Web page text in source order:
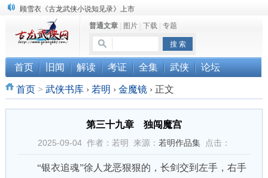
顾雪衣《古龙武侠小说知见录》上市
“武侠书库”查缺补漏活动圆满结束
《古龙小说原貌探究》修订版已上市
普通文章| 图片| 下载| 专题
首页 旧闻 解读 考证 全集 武侠 论坛
首页> 武侠书库 › 若明 › 金魔镜 ›正文
第三十九章 独闯魔宫
2025-09-04 作者：若明 来源： 若明作品集点击：
“银衣追魂”徐人龙恶狠狠的，长剑交到左手，右手